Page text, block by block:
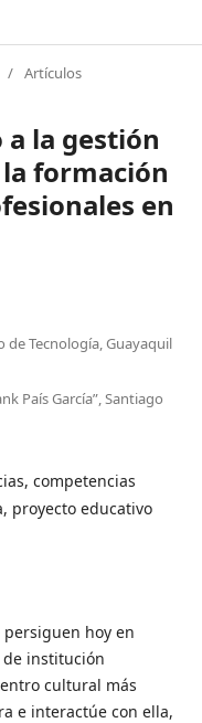
/ Artículos
la gestión
formación
en
Tecnología, Guayaquil
País García”, Santiago
competencias
proyecto educativo
persiguen hoy en
institución
cultural más
e interactúe con ella,